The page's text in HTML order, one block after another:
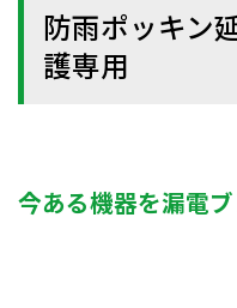
防雨ポッキン
護専用
今ある機器を漏電